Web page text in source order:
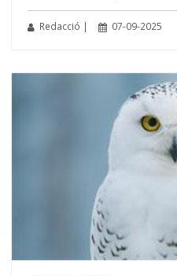
Redacció | 07-09-2025